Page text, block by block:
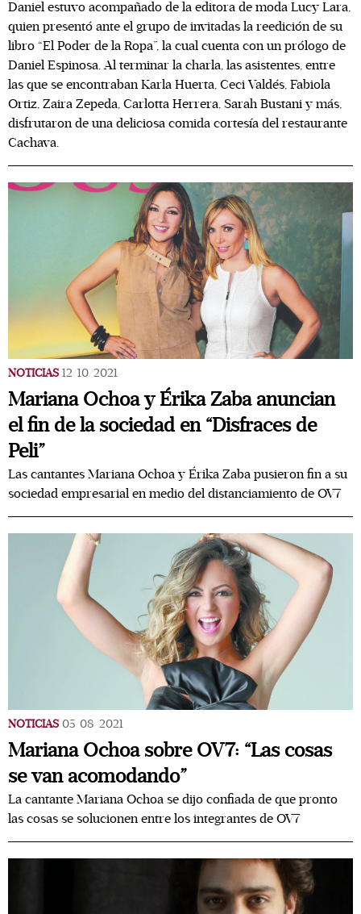
Daniel estuvo acompañado de la editora de moda Lucy Lara,
quien presentó ante el grupo de invitadas la reedición de su
libro “El Poder de la Ropa”, la cual cuenta con un prólogo de
Daniel Espinosa. Al terminar la charla, las asistentes, entre
las que se encontraban Karla Huerta, Ceci Valdés, Fabiola
Ortiz, Zaira Zepeda, Carlotta Herrera, Sarah Bustani y más,
disfrutaron de una deliciosa comida cortesía del restaurante
Cachava.
NOTICIAS 12/10/2021
Mariana Ochoa y Érika Zaba anuncian
el fin de la sociedad en “Disfraces de
Peli”
Las cantantes Mariana Ochoa y Érika Zaba pusieron fin a su
sociedad empresarial en medio del distanciamiento de OV7
NOTICIAS 05/08/2021
Mariana Ochoa sobre OV7: “Las cosas
se van acomodando”
La cantante Mariana Ochoa se dijo confiada de que pronto
las cosas se solucionen entre los integrantes de OV7